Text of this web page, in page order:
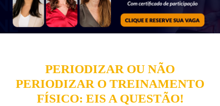
PERIODIZAR OU NÃO
PERIODIZAR O TREINAMENTO
FÍSICO: EIS A QUESTÃO!